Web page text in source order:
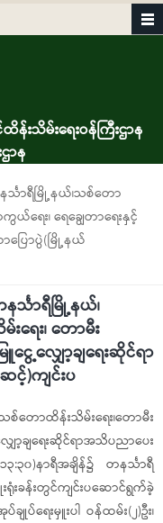
သိမ်းရေးဝန်ကြီးဌာန
ာန
င်္သာရီမြို့နယ်၊သစ်တော
ယ်ရေး၊ ရေချွေတာရေးနှင့်
ပြောပွဲ(မြို့နယ်
င်္သာရီမြို့နယ်၊
ရေး၊ တောမီး
ငွေ့လျှော့ချရေးဆိုင်ရာ
င့်)ကျင်းပ
ာထိန်းသိမ်းရေး၊တောမီး
ာ့ချရေးဆိုင်ရာအသိပညာပေး
:၃၀)နာရီအချိန်၌ တနင်္သာရီ
ရုံးခန်းတွင်ကျင်းပဆောင်ရွက်ခဲ့
ပ်ရေးမှူးပါ ဝန်ထမ်း(၂)ဦး၊